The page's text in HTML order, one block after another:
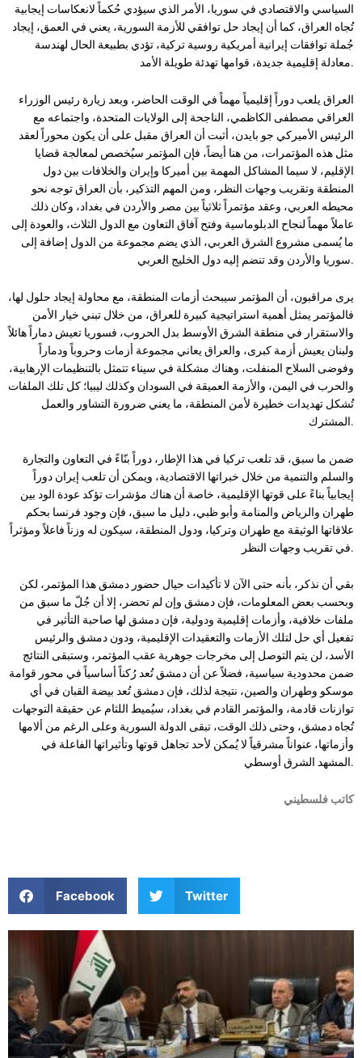
السياسي والاقتصادي في سوريا، الأمر الذي سيؤدي حُكماً لانعكاسات إيجابية
تُجاه العراق، كما أن إيجاد حل توافقي للأزمة السورية، يعني في العمق، إيجاد
جُملة توافقات إيرانية أمريكية روسية تركية، تؤدي بطبيعة الحال لهندسة
معادلة إقليمية جديدة، قوامها تهدئة طويلة الأمد.
العراق يلعب دوراً إقليمياً مهماً في الوقت الحاضر، وبعد زيارة رئيس الوزراء
العراقي مصطفى الكاظمي، الناجحة إلى الولايات المتحدة، واجتماعه مع
الرئيس الأميركي جو بايدن، أثبت أن العراق مقبل على أن يكون محوراً لعقد
مثل هذه المؤتمرات، من هنا أيضاً، فإن المؤتمر سيُخصص لمعالجة قضايا
الإقليم، لا سيما المشاكل المهمة بين أميركا وإيران والخلافات بين دول
المنطقة وتقريب وجهات النظر، ومن المهم التذكير، بأن العراق توجه نحو
محيطه العربي، وعقد مؤتمراً ثلاثياً بين مصر والأردن في بغداد، وكان ذلك
عاملاً مهماً لنجاح الدبلوماسية وفتح آفاق التعاون مع الدول الثلاث، والعودة إلى
ما يُسمى مشروع الشرق العربي، الذي يضم مجموعة من الدول إضافة إلى
سوريا والأردن وقد تنضم إليه دول الخليج العربي.
يرى مراقبون، أن المؤتمر سيبحث أزمات المنطقة، مع محاولة إيجاد حلول لها،
فالمؤتمر يمثل أهمية استراتيجية كبيرة للعراق، من خلال تبني خيار الأمن
والاستقرار في منطقة الشرق الأوسط بدل الحروب، فسوريا تعيش دماراً هائلاً
ولبنان يعيش أزمة كبرى، والعراق يعاني مجموعة أزمات وحروباً ودماراً
وفوضى السلاح المنفلت، وهناك مشكلة في سيناء تتمثل بالتنظيمات الإرهابية،
والحرب في اليمن، والأزمة العميقة في السودان وكذلك ليبيا؛ كل تلك الملفات
تُشكل تهديدات خطيرة لأمن المنطقة، ما يعني ضرورة التشاور والعمل
المشترك.
ضمن ما سبق، قد تلعب تركيا في هذا الإطار، دوراً بنّاءً في التعاون والتجارة
والسلم والتنمية من خلال خبراتها الاقتصادية، ويمكن أن تلعب إيران دوراً
إيجابياً بناءً على قوتها الإقليمية، خاصة أن هناك مؤشرات تؤكد عودة الود بين
طهران والرياض والمنامة وأبو ظبي، دليل ما سبق، فإن وجود فرنسا بحكم
علاقاتها الوثيقة مع طهران وتركيا، ودول المنطقة، سيكون له وزناً فاعلاً ومؤثراً
في تقريب وجهات النظر.
بقي أن نذكر، بأنه حتى الآن لا تأكيدات حيال حضور دمشق هذا المؤتمر، لكن
وبحسب بعض المعلومات، فإن دمشق وإن لم تحضر، إلا أن جُلّ ما سبق من
ملفات خلافية، وأزمات إقليمية ودولية، فإن دمشق لها صاحبة التأثير في
تفعيل أي حل لتلك الأزمات والتعقيدات الإقليمية، ودون دمشق والرئيس
الأسد، لن يتم التوصل إلى مخرجات جوهرية عقب المؤتمر، وستبقى النتائج
ضمن محدودية سياسية، فضلاً عن أن دمشق تُعد رُكناً أساسياً في محور قوامة
موسكو وطهران والصين، نتيجة لذلك، فإن دمشق تُعد بيضة القبان في أي
توازنات قادمة، والمؤتمر القادم في بغداد، سيُميط اللثام عن حقيقة التوجهات
تُجاه دمشق، وحتى ذلك الوقت، تبقى الدولة السورية وعلى الرغم من ألامها
وأزماتها، عنواناً مشرقياً لا يُمكن لأحد تجاهل قوتها وتأثيراتها الفاعلة في
المشهد الشرق أوسطي.
كاتب فلسطيني
Facebook Twitter